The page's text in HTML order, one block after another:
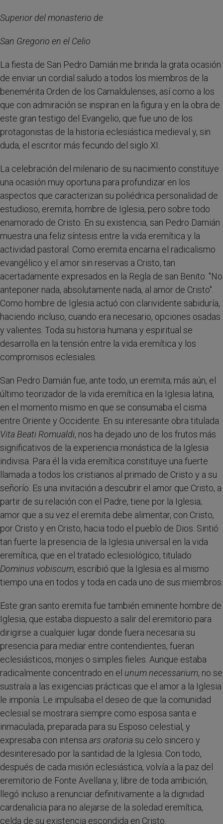
Superior del monasterio de
San Gregorio en el Celio
La fiesta de San Pedro Damián me brinda la grata ocasión
de enviar un cordial saludo a todos los miembros de la
benemérita Orden de los Camaldulenses, así como a los
que con admiración se inspiran en la figura y en la obra de
este gran testigo del Evangelio, que fue uno de los
protagonistas de la historia eclesiástica medieval y, sin
duda, el escritor más fecundo del siglo XI.
La celebración del milenario de su nacimiento constituye
una ocasión muy oportuna para profundizar en los
aspectos que caracterizan su poliédrica personalidad de
estudioso, eremita, hombre de Iglesia, pero sobre todo
enamorado de Cristo. En su existencia, san Pedro Damián
muestra una feliz síntesis entre la vida eremítica y la
actividad pastoral. Como eremita encarna el radicalismo
evangélico y el amor sin reservas a Cristo, tan
acertadamente expresados en la Regla de san Benito: "No
anteponer nada, absolutamente nada, al amor de Cristo".
Como hombre de Iglesia actuó con clarividente sabiduría,
haciendo incluso, cuando era necesario, opciones osadas
y valientes. Toda su historia humana y espiritual se
desarrolla en la tensión entre la vida eremítica y los
compromisos eclesiales.
San Pedro Damián fue, ante todo, un eremita; más aún, el
último teorizador de la vida eremítica en la Iglesia latina,
en el momento mismo en que se consumaba el cisma
entre Oriente y Occidente. En su interesante obra titulada
Vita Beati Romualdi, nos ha dejado uno de los frutos más
significativos de la experiencia monástica de la Iglesia
indivisa. Para él la vida eremítica constituye una fuerte
llamada a todos los cristianos al primado de Cristo y a su
señorío. Es una invitación a descubrir el amor que Cristo, a
partir de su relación con el Padre, tiene por la Iglesia;
amor que a su vez el eremita debe alimentar, con Cristo,
por Cristo y en Cristo, hacia todo el pueblo de Dios. Sintió
tan fuerte la presencia de la Iglesia universal en la vida
eremítica, que en el tratado eclesiológico, titulado
Dominus vobiscum, escribió que la Iglesia es al mismo
tiempo una en todos y toda en cada uno de sus miembros.
Este gran santo eremita fue también eminente hombre de
Iglesia, que estaba dispuesto a salir del eremitorio para
dirigirse a cualquier lugar donde fuera necesaria su
presencia para mediar entre contendientes, fueran
eclesiásticos, monjes o simples fieles. Aunque estaba
radicalmente concentrado en el unum necessarium, no se
sustraía a las exigencias prácticas que el amor a la Iglesia
le imponía. Le impulsaba el deseo de que la comunidad
eclesial se mostrara siempre como esposa santa e
inmaculada, preparada para su Esposo celestial, y
expresaba con intensa ars oratoria su celo sincero y
desinteresado por la santidad de la Iglesia. Con todo,
después de cada misión eclesiástica, volvía a la paz del
eremitorio de Fonte Avellana y, libre de toda ambición,
llegó incluso a renunciar definitivamente a la dignidad
cardenalicia para no alejarse de la soledad eremítica,
celda de su existencia escondida en Cristo.